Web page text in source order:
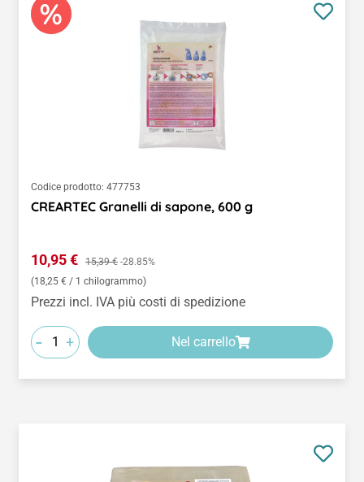
Codice prodotto: 477753
CREARTEC Granelli di sapone, 600 g
Prezzo di vendita:
10,95 € Prezzo normale:
15,39 € -28.85%
(18,25 € / 1 chilogrammo)
Prezzi incl. IVA più costi di spedizione
- + Nel carrello